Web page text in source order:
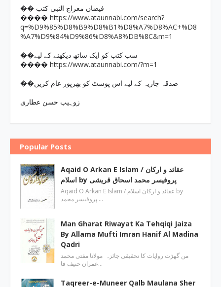
�� فیضان معراج النبی کتب
���� https://www.ataunnabi.com/search?
q=%D9%85%D8%B9%D8%B1%D8%A7%D8%AC+%D8
%A7%D9%84%D9%86%D8%A8%DB%8C&m=1
��سب کتب کو ایک ساتھ دیکھنے کے لیے
���� https://www.ataunnabi.com/?m=1
��صدقہ جاریہ کے لیے اس پوسٹ کو بھرپور عام کریں
زوہیب حسن عطاری
Popular Posts
Aqaid O Arkan E Islam / عقائد و ارکان
اسلام by پروفیسر محمد اسحاق قریشی
Aqaid O Arkan E Islam / عقائد و ارکان اسلام by
پروفیسر محمد …
Man Gharat Riwayat Ka Tehqiqi Jaiza
By Allama Mufti Imran Hanif Al Madina
Qadri
من گھڑت روایات کا تحقیقی جائزہ مولانا مفتی محمد
عمران حنیف قا…
Taqreer-e-Muneer Qalb Maulana Sher